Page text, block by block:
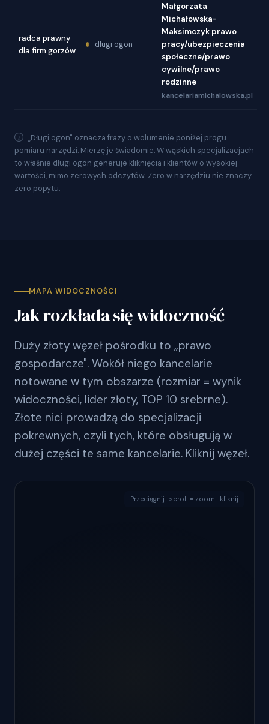
radca prawny
dla firm gorzów
długi ogon
Małgorzata
Michałowska-
Maksimczyk prawo
pracy/ubezpieczenia
społeczne/prawo
cywilne/prawo
rodzinne
kancelariamichalowska.pl
„Długi ogon" oznacza frazy o wolumenie poniżej progu
pomiaru narzędzi. Mierzę je świadomie. W wąskich specjalizacjach
to właśnie długi ogon generuje kliknięcia i klientów o wysokiej
wartości, mimo zerowych odczytów. Zero w narzędziu nie znaczy
zero popytu.
MAPA WIDOCZNOŚCI
Jak rozkłada się widoczność
Duży złoty węzeł pośrodku to „prawo
gospodarcze". Wokół niego kancelarie
notowane w tym obszarze (rozmiar = wynik
widoczności, lider złoty, TOP 10 srebrne).
Złote nici prowadzą do specjalizacji
pokrewnych, czyli tych, które obsługują w
dużej części te same kancelarie. Kliknij węzeł.
Przeciągnij · scroll = zoom · kliknij